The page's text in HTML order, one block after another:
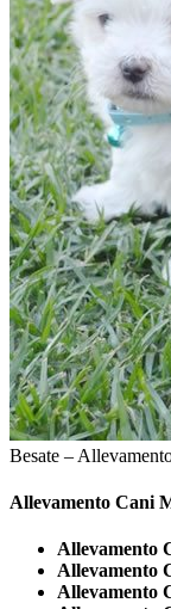
Besate –
Allevamento Cani
Allevamento
Allevamento
Allevamento